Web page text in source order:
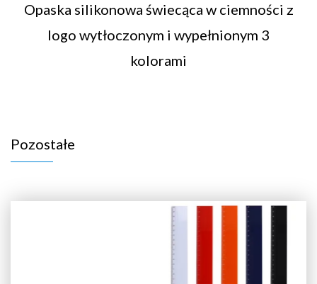
Opaska silikonowa świecąca w ciemności z
logo wytłoczonym i wypełnionym 3
kolorami
Pozostałe